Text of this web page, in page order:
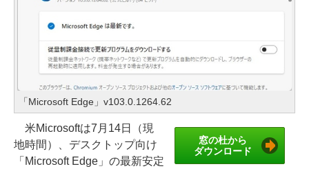
「Microsoft Edge」v103.0.1264.62
窓の杜から
ダウンロード
米Microsoftは7月14日（現
地時間）、デスクトップ向け
「Microsoft Edge」の最新安定